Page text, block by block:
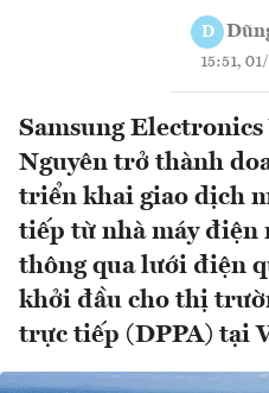
D
15:51,
Samsung
Nguyên trở thành
triển khai giao dịch
tiếp từ nhà máy
thông qua lưới điện
khởi đầu cho thị
trực tiếp (DPPA) tại